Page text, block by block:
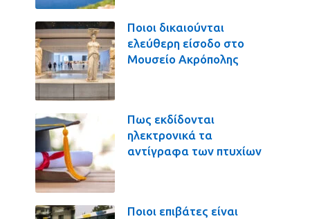
Ποιοι δικαιούνται
ελεύθερη είσοδο στο
Μουσείο Ακρόπολης
Πως εκδίδονται
ηλεκτρονικά τα
αντίγραφα των πτυχίων
Ποιοι επιβάτες είναι